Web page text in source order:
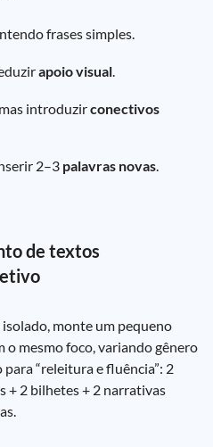
frases simples.
apoio visual.
introduzirconectivos
2–3 palavras novas.
de textos
monte um pequeno
mesmo foco, variando gênero
“releitura e fluência”: 2
+ 2 bilhetes + 2 narrativas